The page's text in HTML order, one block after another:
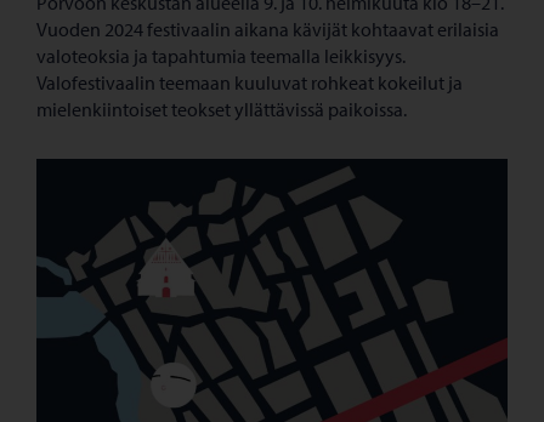
Vuoden 2024 festivaalin aikana kävijät kohtaavat erilaisia
valoteoksia ja tapahtumia teemalla leikkisyys.
Valofestivaalin teemaan kuuluvat rohkeat kokeilut ja
mielenkiintoiset teokset yllättävissä paikoissa.